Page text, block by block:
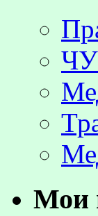
Мои